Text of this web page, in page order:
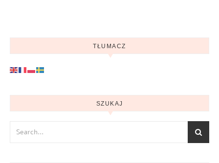
TŁUMACZ
SZUKAJ